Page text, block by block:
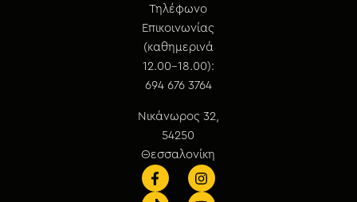
Τηλέφωνο
Επικοινωνίας
(καθημερινά
12.00-18.00):
694 676 3764
Νικάνωρος 32,
54250
Θεσσαλονίκη